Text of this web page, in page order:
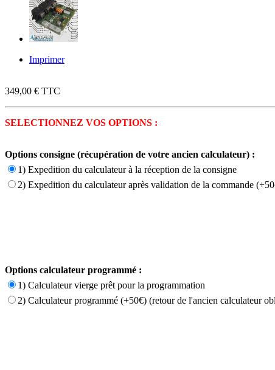
Imprimer
349,00 € TTC
SELECTIONNEZ VOS OPTIONS :
Options consigne (récupération de votre ancien calculateur) :
1) Expedition du calculateur à la réception de la consigne
2) Expedition du calculateur après validation de la commande
Options calculateur programmé :
1) Calculateur vierge prêt pour la programmation
2) Calculateur programmé (+50€) (retour de l'ancien calculateur